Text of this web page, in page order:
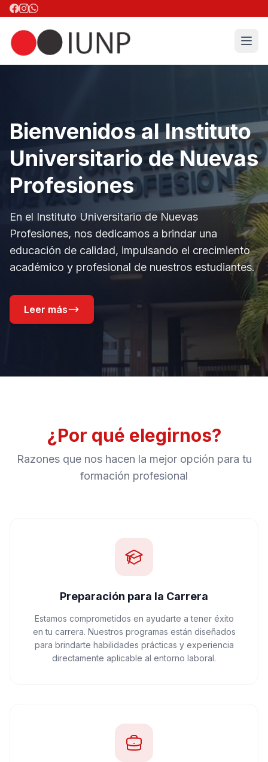
Bienvenidos al Instituto
Universitario de Nuevas
Profesiones
En el Instituto Universitario de Nuevas
Profesiones, nos dedicamos a brindar una
educación de calidad, impulsando el crecimiento
académico y profesional de nuestros estudiantes.
Leer más
¿Por qué elegirnos?
Razones que nos hacen la mejor opción para tu
formación profesional
Preparación para la Carrera
Estamos comprometidos en ayudarte a tener éxito
en tu carrera. Nuestros programas están diseñados
para brindarte habilidades prácticas y experiencia
directamente aplicable al entorno laboral.